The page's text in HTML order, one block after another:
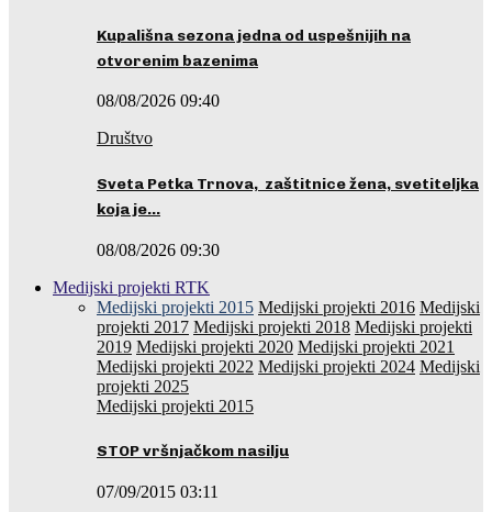
Kupališna sezona jedna od uspešnijih na
otvorenim bazenima
08/08/2026 09:40
Društvo
Sveta Petka Trnova, zaštitnice žena, svetiteljka
koja je…
08/08/2026 09:30
Medijski projekti RTK
Medijski projekti 2015 Medijski projekti 2016 Medijski
projekti 2017 Medijski projekti 2018 Medijski projekti
2019 Medijski projekti 2020 Medijski projekti 2021
Medijski projekti 2022 Medijski projekti 2024 Medijski
projekti 2025
Medijski projekti 2015
STOP vršnjačkom nasilju
07/09/2015 03:11